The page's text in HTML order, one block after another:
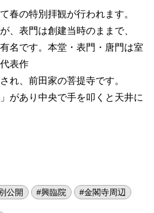
春の特別拝観が行われます。
、表門は創建当時のままで、
名です。本堂・表門・唐門は室
表作
れ、前田家の菩提寺です。
があり中央で手を叩くと天井に
公開 #興臨院 #金閣寺周辺